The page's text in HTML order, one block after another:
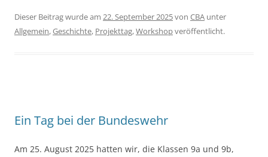
Dieser Beitrag wurde am 22. September 2025von CBA unter
Allgemein,Geschichte, Projekttag,Workshopveröffentlicht.
Ein Tag bei der Bundeswehr
Am 25. August 2025 hatten wir, die Klassen 9a und 9b,